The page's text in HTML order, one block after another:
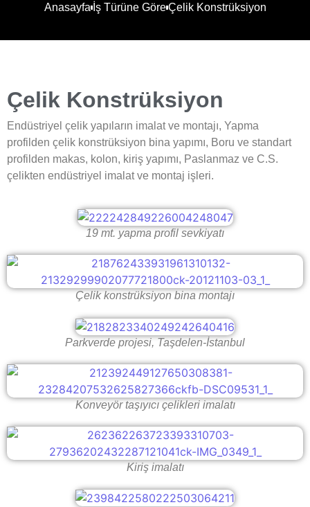
Anasayfa İş Türüne GöreÇelik Konstrüksiyon
Çelik Konstrüksiyon
Endüstriyel çelik yapıların imalat ve montajı, Yapma
profilden çelik konstrüksiyon bina yapımı, Boru ve standart
profilden makas, kolon, kiriş yapımı, Paslanmaz ve C.S.
çelikten endüstriyel imalat ve montaj işleri.
19 mt. yapma profil sevkiyatı
Çelik konstrüksiyon bina montajı
Parkverde projesi, Taşdelen-İstanbul
Konveyör taşıyıcı çelikleri imalatı
Kiriş imalatı